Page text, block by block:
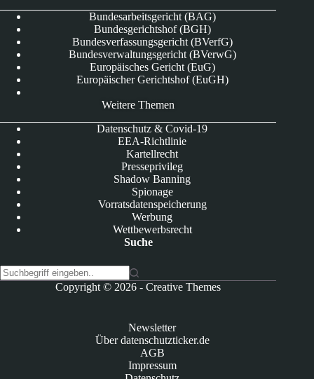
Bundesarbeitsgericht (BAG)
Bundesgerichtshof (BGH)
Bundesverfassungsgericht (BVerfG)
Bundesverwaltungsgericht (BVerwG)
Europäisches Gericht (EuG)
Europäischer Gerichtshof (EuGH)
Weitere Themen
Datenschutz & Covid-19
EEA-Richtlinie
Kartellrecht
Presseprivileg
Shadow Banning
Spionage
Vorratsdatenspeicherung
Werbung
Wettbewerbsrecht
Suche
Copyright © 2026 -Creative Themes
Newsletter
Über datenschutzticker.de
AGB
Impressum